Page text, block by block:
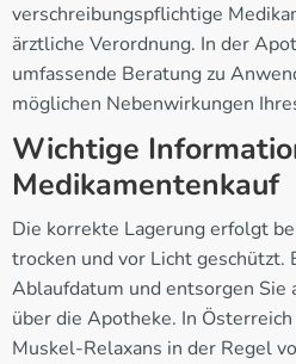
verschreibungspflichtige
ärztliche Verordnung. In der
umfassende Beratung zu
möglichen Nebenwirkungen
Wichtige
Medikamentenkauf
Die korrekte Lagerung erfolgt
trocken und vor Licht geschützt.
Ablaufdatum und entsorgen Sie
über die Apotheke. In
Muskel-Relaxans in der Regel